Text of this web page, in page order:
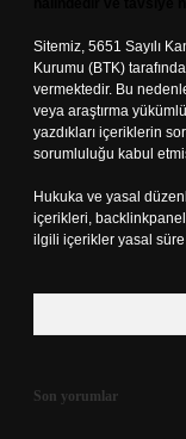
Sitemiz, 5651 Sayılı
Kurumu (BTK)
vermektedir. Bu
veya araştırma
yazdıkları içeriklerin
sorumluluğu kabul
Hukuka ve yasal
içerikleri,
ilgili içerikler yasal süre
Son yorumlar